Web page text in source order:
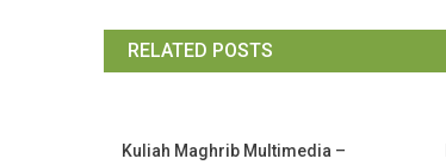
navigation
RELATED POSTS
Kuliah Maghrib Multimedia –